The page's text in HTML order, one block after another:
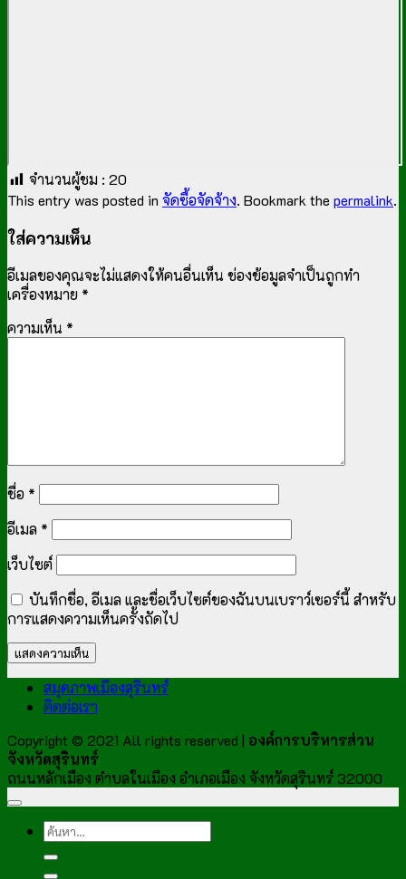
จำนวนผู้ชม : 20
This entry was posted in จัดซื้อจัดจ้าง. Bookmark the permalink.
ใส่ความเห็น
อีเมลของคุณจะไม่แสดงให้คนอื่นเห็น ช่องข้อมูลจำเป็นถูกทำ
เครื่องหมาย *
ความเห็น *
ชื่อ *
อีเมล *
เว็บไซต์
บันทึกชื่อ, อีเมล และชื่อเว็บไซต์ของฉันบนเบราว์เซอร์นี้ สำหรับ
การแสดงความเห็นครั้งถัดไป
สมุดภาพเมืองสุรินทร์
ติดต่อเรา
Copyright © 2021 All rights reserved | องค์การบริหารส่วน
จังหวัดสุรินทร์
ถนนหลักเมือง ตำบลในเมือง อำเภอเมือง จังหวัดสุรินทร์ 32000